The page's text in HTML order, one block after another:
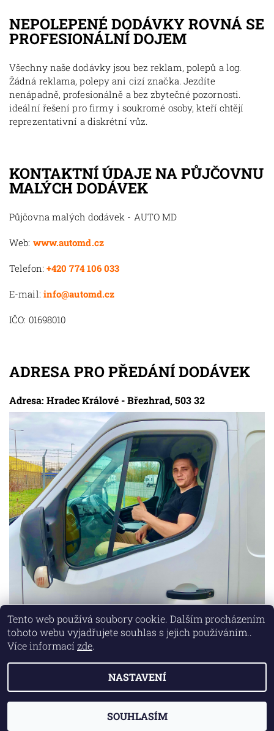
NEPOLEPENÉ DODÁVKY ROVNÁ SE
PROFESIONÁLNÍ DOJEM
Všechny naše dodávky jsou bez reklam, polepů a log.
Žádná reklama, polepy ani cizí značka. Jezdíte
nenápadně, profesionálně a bez zbytečné pozornosti.
ideální řešení pro firmy i soukromé osoby, kteří chtějí
reprezentativní a diskrétní vůz.
KONTAKTNÍ ÚDAJE NA PŮJČOVNU
MALÝCH DODÁVEK
Půjčovna malých dodávek - AUTO MD
Web: www.automd.cz
Telefon: +420 774 106 033
E-mail: info@automd.cz
IČO: 01698010
ADRESA PRO PŘEDÁNÍ DODÁVEK
Adresa: Hradec Králové - Březhrad, 503 32
Lokality Marketing zajišťuje společnost X-VISION
2026 © AUTO MD, všechna práva vyhrazena
Vytvořil Shoptet
Tento web používá soubory cookie. Dalším procházením
tohoto webu vyjadřujete souhlas s jejich používáním..
Více informací zde.
NASTAVENÍ
SOUHLASÍM